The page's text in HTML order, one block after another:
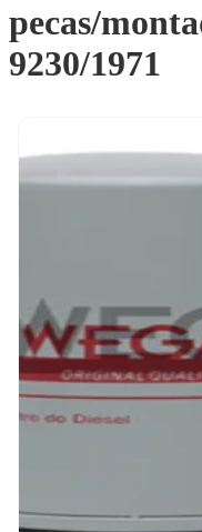
pecas/
9230/1971